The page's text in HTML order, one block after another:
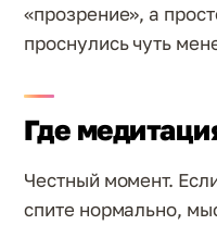
«прозрение», а
проснулись чуть
Где
Честный момент.
спите нормально,